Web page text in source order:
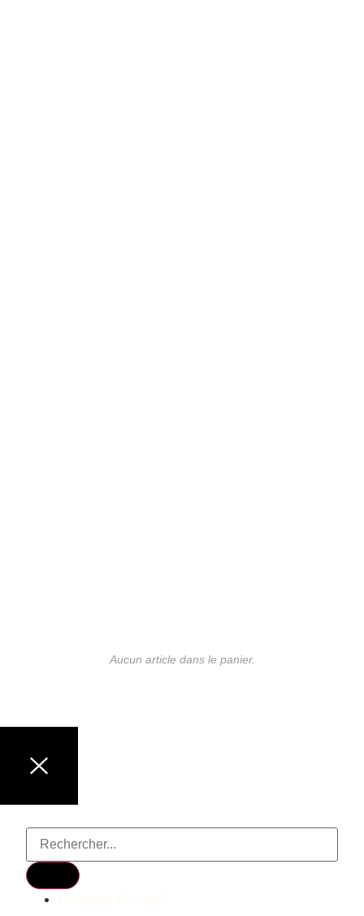
Aucun article dans le panier.